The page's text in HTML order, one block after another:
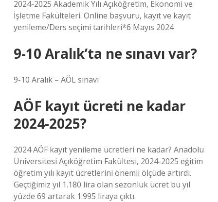
2024-2025 Akademik Yılı Açıköğretim, Ekonomi ve
İşletme Fakülteleri. Online başvuru, kayıt ve kayıt
yenileme/Ders seçimi tarihleri*6 Mayıs 2024
9-10 Aralık’ta ne sınavı var?
9-10 Aralık – AÖL sınavı
AÖF kayıt ücreti ne kadar
2024-2025?
2024 AÖF kayıt yenileme ücretleri ne kadar? Anadolu
Üniversitesi Açıköğretim Fakültesi, 2024-2025 eğitim
öğretim yılı kayıt ücretlerini önemli ölçüde artırdı.
Geçtiğimiz yıl 1.180 lira olan sezonluk ücret bu yıl
yüzde 69 artarak 1.995 liraya çıktı.